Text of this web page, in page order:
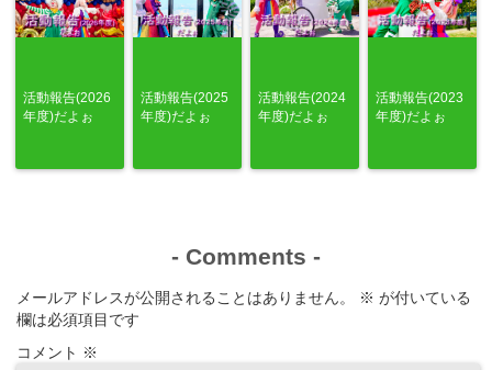
活動報告(2026
年度)だよぉ
活動報告(2025
年度)だよぉ
活動報告(2024
年度)だよぉ
活動報告(2023
年度)だよぉ
- Comments -
メールアドレスが公開されることはありません。 ※ が付いている
欄は必須項目です
コメント ※